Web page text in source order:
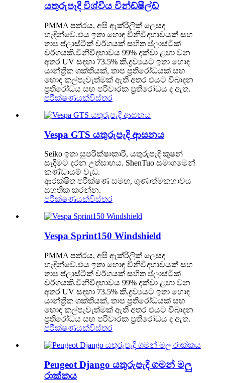
යතුරුපැදි විශ්වීය වින්ඩ්ෂීල්ඩ්
PMMA පත්රය, අපි ඇක්රිලික් ලෙසද
හැඳින්වේ.එය ඉතා හොඳ විනිවිදභාවයක් සහ
තාප ප්ලාස්ටික් වර්ගයක් සහිත ප්ලාස්ටික්
වර්ගයකි.විනිවිදභාවය 99% දක්වා ළඟා වන
අතර UV සඳහා 73.5% කි.ද්‍රව්‍යයට ඉතා හොඳ
යාන්ත්‍රික ශක්තියක්, තාප ප්‍රතිරෝධයක් සහ
හොඳ කල්පැවැත්මක් ඇති අතර එයට විඛාදන
ප්‍රතිරෝධය සහ පරිවාරක ප්‍රතිරෝධය ද ඇත.
පරීක්ෂණයක්විස්තර
Vespa GTS යතුරුපැදි ආසනය
Seiko ඉතා සුපරික්ෂාකාරී, යතුරුපැදි කුෂන්
සෑදීමට දරන උත්සාහය. ShenTuo සමාගමෙන්
කණ්ඩායම් වැඩ.
ආරක්ෂිත පරීක්ෂණ සමඟ, ගුණාත්මකභාවය
සහතික කරන්න.
පරීක්ෂණයක්විස්තර
Vespa Sprint150 Windshield
PMMA පත්රය, අපි ඇක්රිලික් ලෙසද
හැඳින්වේ.එය ඉතා හොඳ විනිවිදභාවයක් සහ
තාප ප්ලාස්ටික් වර්ගයක් සහිත ප්ලාස්ටික්
වර්ගයකි.විනිවිදභාවය 99% දක්වා ළඟා වන
අතර UV සඳහා 73.5% කි.ද්‍රව්‍යයට ඉතා හොඳ
යාන්ත්‍රික ශක්තියක්, තාප ප්‍රතිරෝධයක් සහ
හොඳ කල්පැවැත්මක් ඇති අතර එයට විඛාදන
ප්‍රතිරෝධය සහ පරිවාරක ප්‍රතිරෝධය ද ඇත.
පරීක්ෂණයක්විස්තර
Peugeot Django යතුරුපැදි ගමන් මලු
රාක්කය